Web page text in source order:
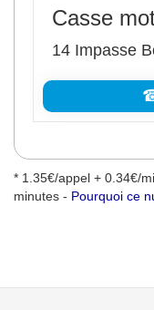
Casse
14 Impasse
* 1.35€/appel + 0.34€/
minutes - Pourquoi ce